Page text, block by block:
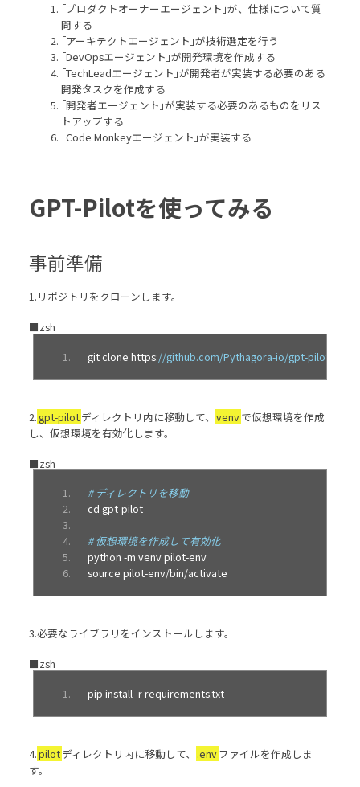
｢プロダクトオーナーエージェント｣が、仕様について質
問する
｢アーキテクトエージェント｣が技術選定を行う
｢DevOpsエージェント｣が開発環境を作成する
｢TechLeadエージェント｣が開発者が実装する必要のある
開発タスクを作成する
｢開発者エージェント｣が実装する必要のあるものをリス
トアップする
｢Code Monkeyエージェント｣が実装する
GPT-Pilotを使ってみる
事前準備
1.リポジトリをクローンします。
■zsh
git clone https://github.com/Pythagora-io/gpt-pilot.git
2.gpt-pilotディレクトリ内に移動して、 venvで仮想環境を作成
し、仮想環境を有効化します。
■zsh
# ディレクトリを移動
cd gpt-pilot
# 仮想環境を作成して有効化
python -m venv pilot-env
source pilot-env/bin/activate
3.必要なライブラリをインストールします。
■zsh
pip install -r requirements.txt
4.pilotディレクトリ内に移動して、 .envファイルを作成しま
す。